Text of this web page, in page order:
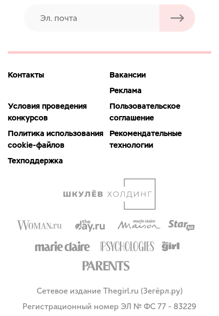
Контакты
Вакансии
Реклама
Условия проведения
конкурсов
Пользовательское
соглашение
Политика использования
cookie-файлов
Рекомендательные
технологии
Техподдержка
Сетевое издание Thegirl.ru (Зегёрл.ру)
Регистрационный номер ЭЛ № ФС 77 - 83229